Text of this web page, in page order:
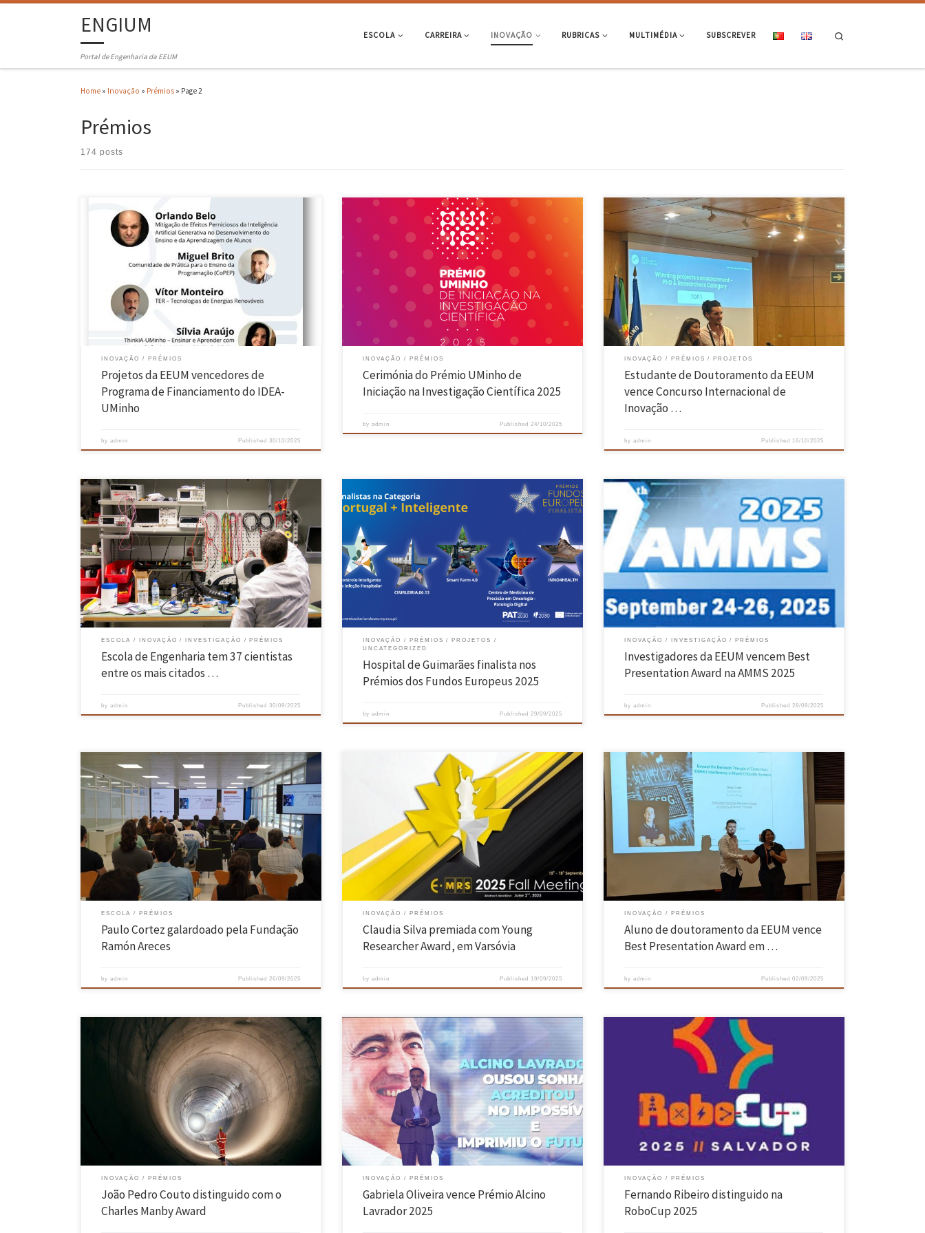
ENGIUM
Portal de Engenharia da EEUM
ESCOLA CARREIRA INOVAÇÃO RUBRICAS MULTIMÉDIA SUBSCREVER
Home » Inovação » Prémios » Page 2
Prémios
174 posts
O Centro IDEA-UMinho anunciou, no dia 30 de outubro, os projetos
financiados no âmbito da 2ª chamada da edição de 2025, do Programa
de Apoio a Projetos de Inovação e Desenvolvimento do Ensino e da
Aprendizagem. Dos quatro projetos vencedores desta 2a chamada de
2025, três são liderados por membros […]
INOVAÇÃO PRÉMIOS
Projetos da EEUM vencedores de
Programa de Financiamento do IDEA-
UMinho
byadmin Published 30/10/2025
A cerimónia do Prémio UMinho de Iniciação na Investigação Científica
2025 realizou-se no passado dia 24 de outubro, à tarde, no auditório B1
(edifício 2) do campus de Gualtar, em Braga. A abertura contou com a
Vice-reitora para a Investigação e Inovação, Sandra Paiva, e o Vice-
reitor para a Educação […]
INOVAÇÃO PRÉMIOS
Cerimónia do Prémio UMinho de
Iniciação na Investigação Científica 2025
byadmin Published 24/10/2025
Projeto “USludge4Fertilizer” premiado entre 178 candidaturas de 39
países na Call for Projects 2025 do H2O & Sustainability Innovation
Hub O estudante de doutoramento em Engenharia Mecânica José
Fernandes, da Escola de Engenharia da Universidade do Minho, e os
professores Hélder Puga (Engenharia Mecânica) e Paulo Ramísio
(Engenharia Civil) foram […]
INOVAÇÃO PRÉMIOS PROJETOS
Estudante de Doutoramento da EEUM
vence Concurso Internacional de
Inovação …
byadmin Published 16/10/2025
A Universidade do Minho tem 69 cientistas no grupo dos 2% mais
citados do mundo ao longo do último ano, segundo um estudo da
Universidade de Stanford (EUA) e do grupo editorial Elsevier, 37 dos
quais são investigadores da Escola de Engenharia. A lista, chamada
“World’s Top 2% Scientists 2025”, […]
ESCOLA INOVAÇÃO INVESTIGAÇÃO PRÉMIOS
Escola de Engenharia tem 37 cientistas
entre os mais citados …
byadmin Published 30/09/2025
primeira edição dos Prémios dos Fundos Europeus 2025, na categoria
“Portugal + Inteligente”, com o projeto “Controlo Inteligente da Infeção
Hospitalar”, considerado uma das iniciativas mais inovadoras
financiadas por fundos comunitários. A candidatura concorre ao lado
de outras quatro: […]
INOVAÇÃO PRÉMIOS
PROJETOS
UNCATEGORIZED
Hospital de Guimarães finalista nos
Prémios dos Fundos Europeus 2025
byadmin Published 29/09/2025
Durante a 7ª Conferência Internacional de Matemática Aplicada,
Modelação e Simulação (AMMS 2025), que decorreu entre os dias 24 e
26 de setembro, em Atenas, o artigo intitulado “Biologically-plausible
classification via a Dynamic Neural Field Self-Organizing Map” foi
distinguido com o Best Presentation Award. O trabalho é da autoria
INOVAÇÃO INVESTIGAÇÃO PRÉMIOS
Investigadores da EEUM vencem Best
Presentation Award na AMMS 2025
byadmin Published 28/09/2025
Paulo Cortez foi recentemente galardoado com a distinção “2025
Portuguese Excellence Professor of Artificial Intelligence in Spain” pela
Fundação Ramón Areces. Esta distinção atribuída pela entidade
espanhola reconhece a destacada carreira de investigação na área da
Inteligência Artificial do investigador do Centro ALGORITMI, docente
do Departamento de Sistemas de Informação […]
ESCOLA PRÉMIOS
Paulo Cortez galardoado pela Fundação
Ramón Areces
byadmin Published 26/09/2025
Cláudia Almeida Silva, investigadora do CMEMS, foi premiada com o
Young Researcher Award no European Materials Research Society Fall
Meeting 2025 (E-MRS Fall Meeting 2025), que decorreu em Varsóvia,
Polónia entre os dias 15 e 18 de setembro de 2025. A aluna de
doutoramento em Engenharia de Materiais, que desenvolve […]
INOVAÇÃO PRÉMIOS
Claudia Silva premiada com Young
Researcher Award, em Varsóvia
byadmin Published 19/09/2025
Diogo Costa, aluno do Programa Doutoral em Engenharia Eletrónica e
de Computadores, foi galardoado com o prémio Best Presentation
Award na última RTCSA 2025. Com o artigo “Beyond the Bermuda
Triangle of Contention: IOMMU Interference in Mixed Criticality
Systems”, o elemento do Centro ALGORITMI destacou-se em
INOVAÇÃO PRÉMIOS
Aluno de doutoramento da EEUM vence
Best Presentation Award em …
byadmin Published 02/09/2025
João Pedro Couto, professor da Escola de Engenharia da Universidade
do Minho, foi distinguido a 3 de julho, em Londres (Reino Unido), com o
Charles Manby Award – atribuído pela Institution of Civil Engineers
(ICE), uma entidade de referência mundial na engenharia civil -, pela
coautoria do melhor artigo científico […]
INOVAÇÃO PRÉMIOS
João Pedro Couto distinguido com o
Charles Manby Award
Maria Gabriela Jordão Oliveira, finalista do Mestrado em Engenharia
Física, é a vencedora do Prémio Alcino Lavrador 2025, o qual se destina
a distinguir o melhor estudante finalista de qualquer Mestrado
ministrado pela Escola de Engenharia da Universidade do Minho. Este
é um prémio anual e tem o valor pecuniário […]
INOVAÇÃO PRÉMIOS
Gabriela Oliveira vence Prémio Alcino
Lavrador 2025
O investigador do Centro ALGORITMI da Escola de Engenharia da
UMinho, Fernando Ribeiro foi distinguido com o Gerhard
Kraetzschmar Award na RoboCup 2025, que decorreu de 15 a 21 de
julho, em Salvador da Bahia. No Brasil, o professor do departamento
de Eletrónica Industrial da Escola de Engenharia da Universidade
INOVAÇÃO PRÉMIOS
Fernando Ribeiro distinguido na
RoboCup 2025